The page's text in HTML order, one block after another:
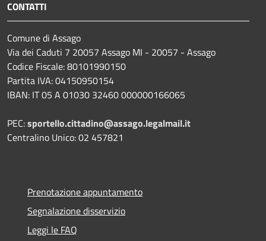
CONTATTI
Comune di Assago
Via dei Caduti 7 20057 Assago MI - 20057 - Assago
Codice Fiscale: 80101990150
Partita IVA: 04150950154
IBAN: IT 05 A 01030 32460 000000166065
PEC:sportello.cittadino@assago.legalmail.it
Centralino Unico: 02 457821
Prenotazione appuntamento
Segnalazione disservizio
Leggi le FAQ